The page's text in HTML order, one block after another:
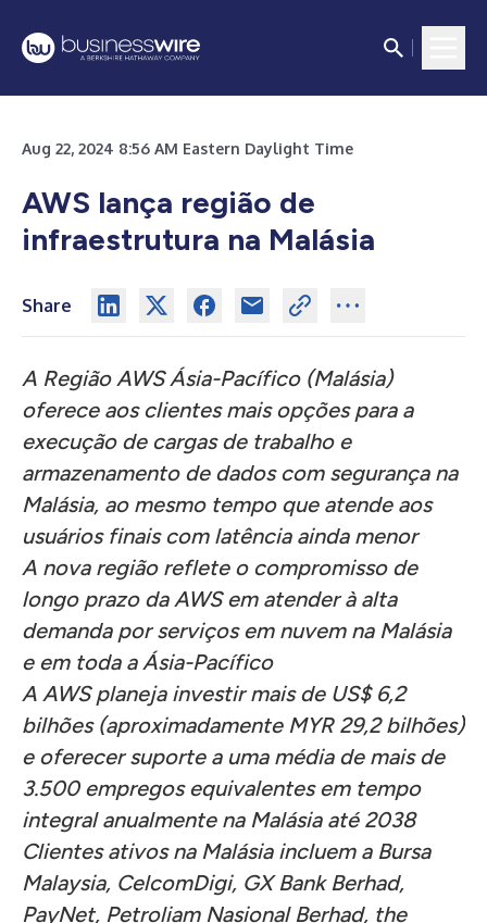
Aug 22, 2024 8:56 AM Eastern Daylight Time
AWS lança região de
infraestrutura na Malásia
Share
A Região AWS Ásia-Pacífico (Malásia)
oferece aos clientes mais opções para a
execução de cargas de trabalho e
armazenamento de dados com segurança na
Malásia, ao mesmo tempo que atende aos
usuários finais com latência ainda menor
A nova região reflete o compromisso de
longo prazo da AWS em atender à alta
demanda por serviços em nuvem na Malásia
e em toda a Ásia-Pacífico
A AWS planeja investir mais de US$ 6,2
bilhões (aproximadamente MYR 29,2 bilhões)
e oferecer suporte a uma média de mais de
3.500 empregos equivalentes em tempo
integral anualmente na Malásia até 2038
Clientes ativos na Malásia incluem a Bursa
Malaysia, CelcomDigi, GX Bank Berhad,
PayNet, Petroliam Nasional Berhad, the